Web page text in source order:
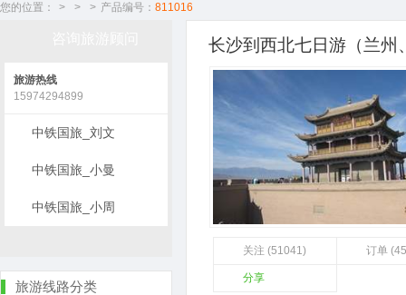
您的位置： > > > 产品编号： 811016
长沙到西北七日游（兰州
关注 (51041) 订单
分享
旅游热线
15974294899
中铁国旅_刘文
中铁国旅_小曼
中铁国旅_小周
旅游线路分类